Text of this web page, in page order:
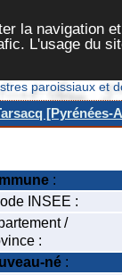
la navigation
L'usage du
paroissiaux et
[Pyrénées-
:
INSEE :
/
:
né :